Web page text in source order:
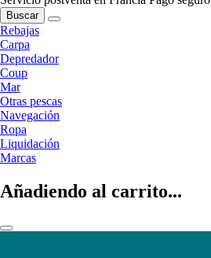
Buscar
Rebajas
Carpa
Depredador
Coup
Mar
Otras pescas
Navegación
Ropa
Liquidación
Marcas
Añadiendo al carrito...